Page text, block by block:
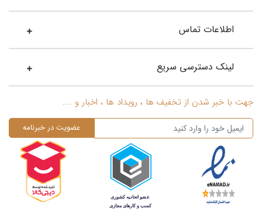
اطلاعات تماس
لینک دسترسی سریع
جهت با خبر شدن از تخفیف ها ، رویداد ها ، اخبار و ....